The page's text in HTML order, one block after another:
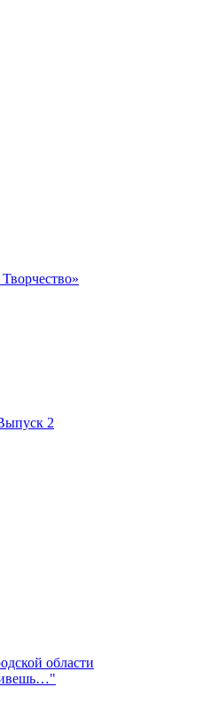
2
области